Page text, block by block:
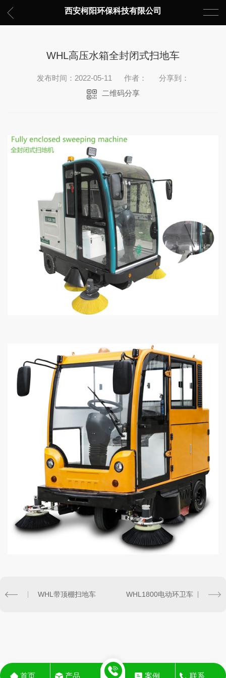
西安柯阳环保科技有限公司
WHL高压水箱全封闭式扫地车
发布时间：2022-05-11 作者：
分享到：
二维码分享
WHL带顶棚扫地车 WHL1800电动环卫车
首页 产品 案例 联系